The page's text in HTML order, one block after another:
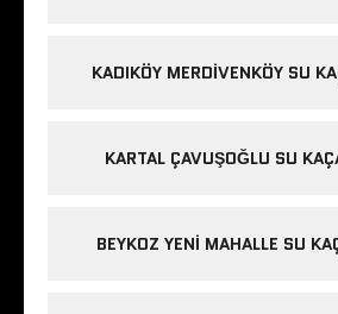
KADIKÖY MERDIVENKÖY SU
KARTAL ÇAVUŞOĞLU SU
BEYKOZ YENI MAHALLE SU